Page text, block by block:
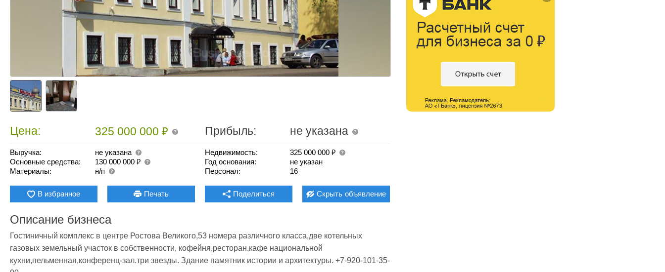
Цена: 325 000 000₽ Прибыль: не указана
Выручка:
не указана
Основные средства:
130 000 000₽
Материалы: н/п
Недвижимость: 325 000 000 ₽
Год основания:
не указан
Персонал:
16
В избранное Печать Поделиться Скрыть объявление
Описание бизнеса
Гостиничный комплекс в центре Ростова Великого,53 номера различного класса,две котельных
газовых земельный участок в собственности, кофейня,ресторан,кафе национальной
кухни,пельменная,конференц-зал.три звезды. Здание памятник истории и архитектуры. +7-920-101-35-